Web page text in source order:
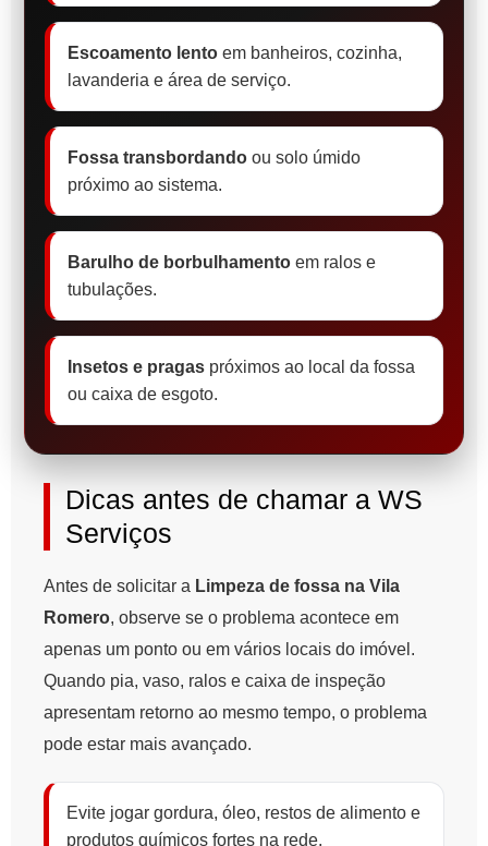
Escoamento lento em banheiros, cozinha,
lavanderia e área de serviço.
Fossa transbordando ou solo úmido
próximo ao sistema.
Barulho de borbulhamento em ralos e
tubulações.
Insetos e pragas próximos ao local da fossa
ou caixa de esgoto.
Dicas antes de chamar a WS
Serviços
Antes de solicitar a Limpeza de fossa na Vila
Romero, observe se o problema acontece em
apenas um ponto ou em vários locais do imóvel.
Quando pia, vaso, ralos e caixa de inspeção
apresentam retorno ao mesmo tempo, o problema
pode estar mais avançado.
Evite jogar gordura, óleo, restos de alimento e
produtos químicos fortes na rede.